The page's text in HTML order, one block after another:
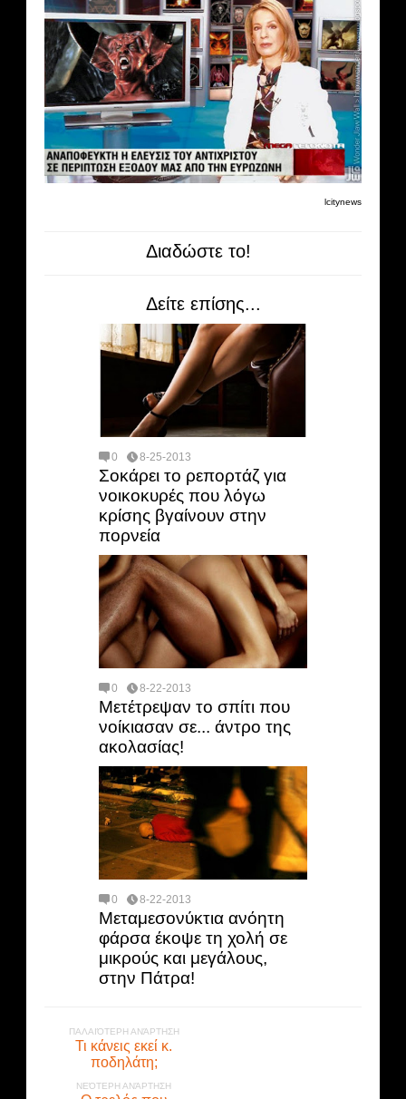
lcitynews
Διαδώστε το!
Δείτε επίσης...
0 8-25-2013
Σοκάρει το ρεπορτάζ για
νοικοκυρές που λόγω
κρίσης βγαίνουν στην
πορνεία
0 8-22-2013
Μετέτρεψαν το σπίτι που
νοίκιασαν σε... άντρο της
ακολασίας!
0 8-22-2013
Μεταμεσονύκτια ανόητη
φάρσα έκοψε τη χολή σε
μικρούς και μεγάλους,
στην Πάτρα!
ΠΑΛΑΙΌΤΕΡΗ ΑΝΆΡΤΗΣΗ
Τι κάνεις εκεί κ.
ποδηλάτη;
ΝΕΌΤΕΡΗ ΑΝΆΡΤΗΣΗ